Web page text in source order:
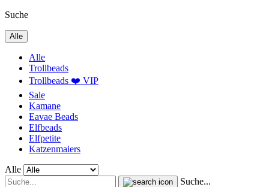
Suche
Alle
Alle
Trollbeads
Trollbeads ❤️ VIP
Sale
Kamane
Eavae Beads
Elfbeads
Elfpetite
Katzenmaiers
Alle
Suche...